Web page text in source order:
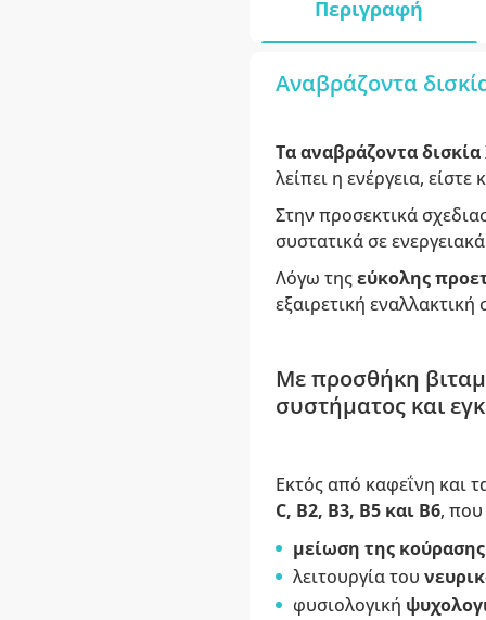
Περιγραφή
Αναβράζοντα
Τα αναβράζοντα
λείπει η ενέργεια,
Στην προσεκτικά
συστατικά σε
Λόγω τηςεύκολης
εξαιρετική
Με προσθήκη
συστήματος και
Εκτός από καφεΐνη και
C, Β2, Β3, Β5 και Β6, που
μείωση της κούρασης
λειτουργία του
φυσιολογική